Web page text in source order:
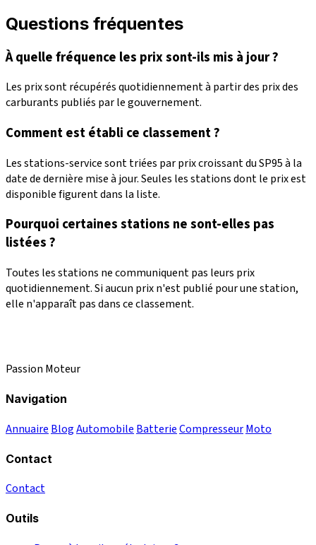
Questions fréquentes
À quelle fréquence les prix sont-ils mis à jour ?
Les prix sont récupérés quotidiennement à partir des prix des
carburants publiés par le gouvernement.
Comment est établi ce classement ?
Les stations-service sont triées par prix croissant du SP95 à la
date de dernière mise à jour. Seules les stations dont le prix est
disponible figurent dans la liste.
Pourquoi certaines stations ne sont-elles pas
listées ?
Toutes les stations ne communiquent pas leurs prix
quotidiennement. Si aucun prix n'est publié pour une station,
elle n'apparaît pas dans ce classement.
Passion Moteur
Navigation
Annuaire BlogAutomobile BatterieCompresseurMoto
Contact
Contact
Outils